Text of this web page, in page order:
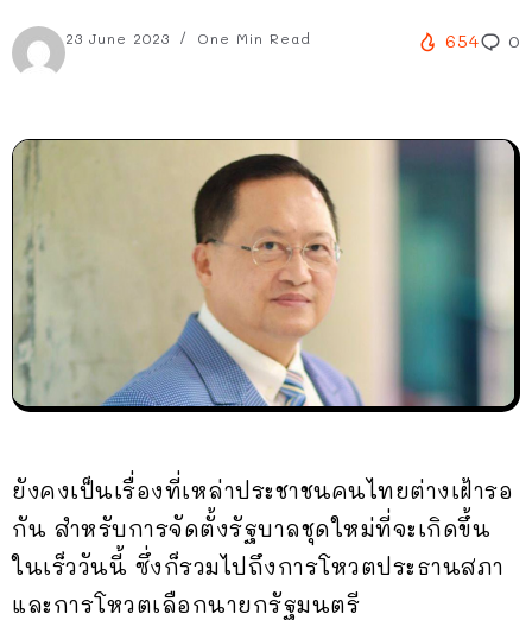
23 June 2023 One Min Read 654 0
ยังคงเป็นเรื่องที่เหล่าประชาชนคนไทยต่างเฝ้ารอ
กัน สำหรับการจัดตั้งรัฐบาลชุดใหม่ที่จะเกิดขึ้น
ในเร็ววันนี้ ซึ่งก็รวมไปถึงการโหวตประธานสภา
และการโหวตเลือกนายกรัฐมนตรี